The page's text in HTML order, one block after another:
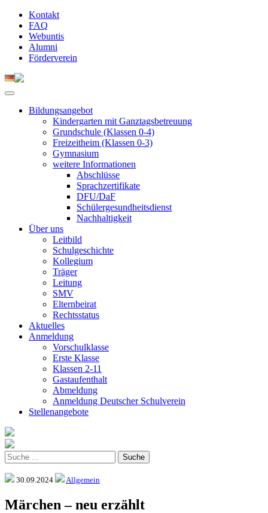
Kontakt
FAQ
Webuntis
Alumni
Förderverein
Bildungsangebot
Kindergarten mit Ganztagsbetreuung
Grundschule (Klassen 0-4)
Freizeitheim (Klassen 0-3)
Gymnasium
weitere Informationen
Abschlüsse
Sprachzertifikate
DFU/DaF
Schülergesundheitsdienst
Nachhaltigkeit
Über uns
Leitbild
Schulgeschichte
Kollegium
Träger
Leitung
SMV
Elternbeirat
Rechtsstatus
Aktuelles
Anmeldung
Vorschulklasse
Erste Klasse
Klassen 2-11
Gastaufenthalt
Abmeldung
Anmeldung Deutscher Schulverein
Stellenangebote
30.09.2024 Allgemein
Märchen – neu erzählt